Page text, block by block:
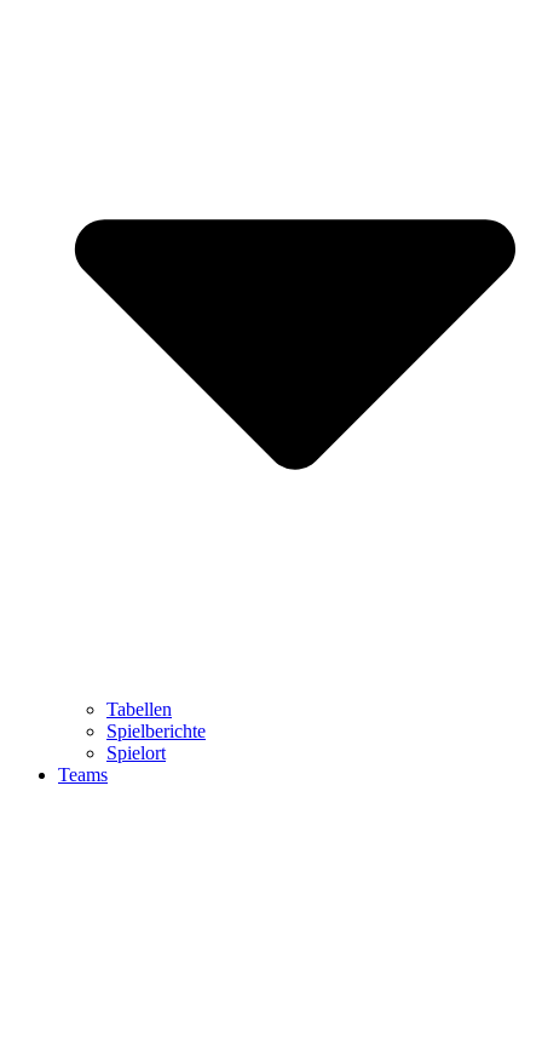
Tabellen
Spielberichte
Spielort
Teams